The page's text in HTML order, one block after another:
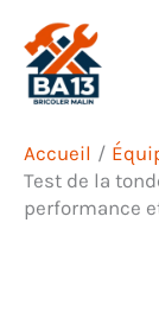
contenu
Accueil
Test de la
performance
Rechercher